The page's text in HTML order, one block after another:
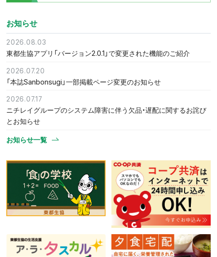
お知らせ
2026.08.03
東都生協アプリ「バージョン2.0.1」で変更された機能のご紹介
2026.07.20
「本誌Sanbonsugi」一部掲載ページ変更のお知らせ
2026.07.17
ニチレイグループのシステム障害に伴う欠品・遅配に関するお詫び
とお知らせ
お知らせ一覧